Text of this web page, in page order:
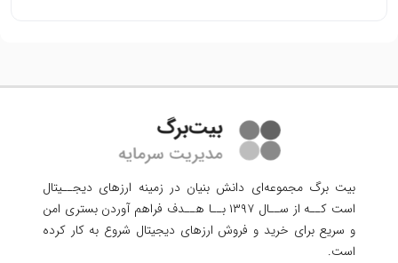
بیت برگ مجموعه‌ای دانش بنیان در زمینه ارزهای دیجــیتال
است کــه از ســال ۱۳۹۷ بــا هــدف فراهم آوردن
بستری امن
و سریع برای خرید و فروش ارزهای دیجیتال شروع به کار کرده
است.